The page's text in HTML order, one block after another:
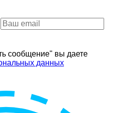
сообщение" вы даете
данных